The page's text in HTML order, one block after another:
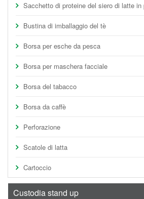
Sacchetto di proteine del siero di latte in
Bustina di imballaggio del tè
Borsa per esche da pesca
Borsa per maschera facciale
Borsa del tabacco
Borsa da caffè
Perforazione
Scatole di latta
Cartoccio
Custodia stand up